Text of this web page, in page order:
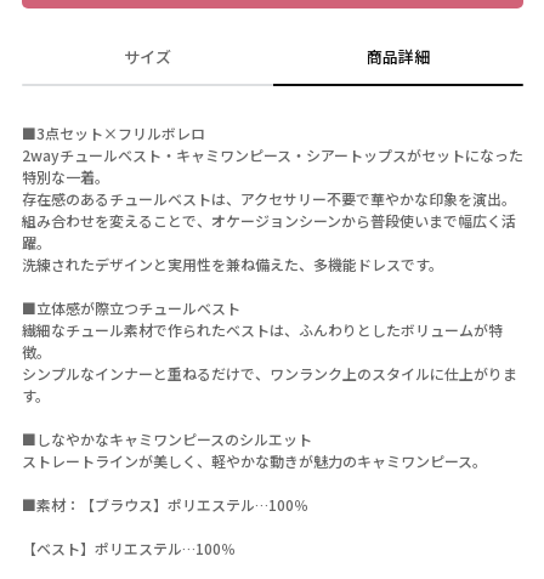
サイズ 商品詳細
■3点セット×フリルボレロ
2wayチュールベスト・キャミワンピース・シアートップスがセットになった
特別な一着。
存在感のあるチュールベストは、アクセサリー不要で華やかな印象を演出。
組み合わせを変えることで、オケージョンシーンから普段使いまで幅広く活
躍。
洗練されたデザインと実用性を兼ね備えた、多機能ドレスです。
■立体感が際立つチュールベスト
繊細なチュール素材で作られたベストは、ふんわりとしたボリュームが特
徴。
シンプルなインナーと重ねるだけで、ワンランク上のスタイルに仕上がりま
す。
■しなやかなキャミワンピースのシルエット
ストレートラインが美しく、軽やかな動きが魅力のキャミワンピース。
■素材：【ブラウス】ポリエステル…100％
【ベスト】ポリエステル…100％